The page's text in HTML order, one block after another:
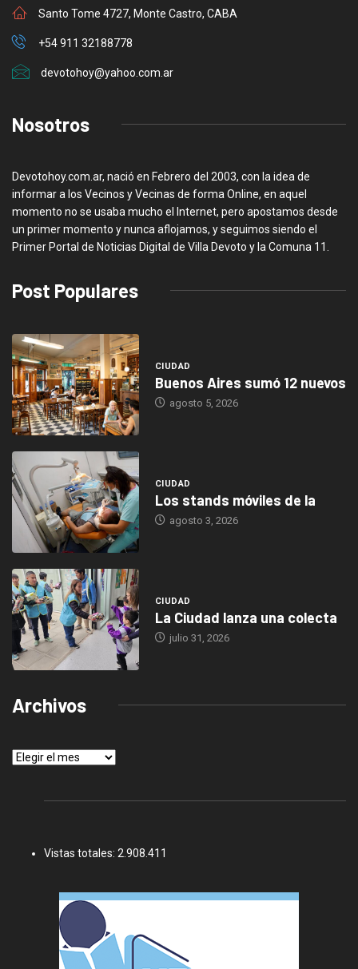
Santo Tome 4727, Monte Castro, CABA
+54 911 32188778
devotohoy@yahoo.com.ar
Nosotros
Devotohoy.com.ar, nació en Febrero del 2003, con la idea de
informar a los Vecinos y Vecinas de forma Online, en aquel
momento no se usaba mucho el Internet, pero apostamos desde
un primer momento y nunca aflojamos, y seguimos siendo el
Primer Portal de Noticias Digital de Villa Devoto y la Comuna 11.
Post Populares
CIUDAD
Buenos Aires sumó 12 nuevos
agosto 5, 2026
CIUDAD
Los stands móviles de la
agosto 3, 2026
CIUDAD
La Ciudad lanza una colecta
julio 31, 2026
Archivos
Archivos
Vistas totales: 2.908.411